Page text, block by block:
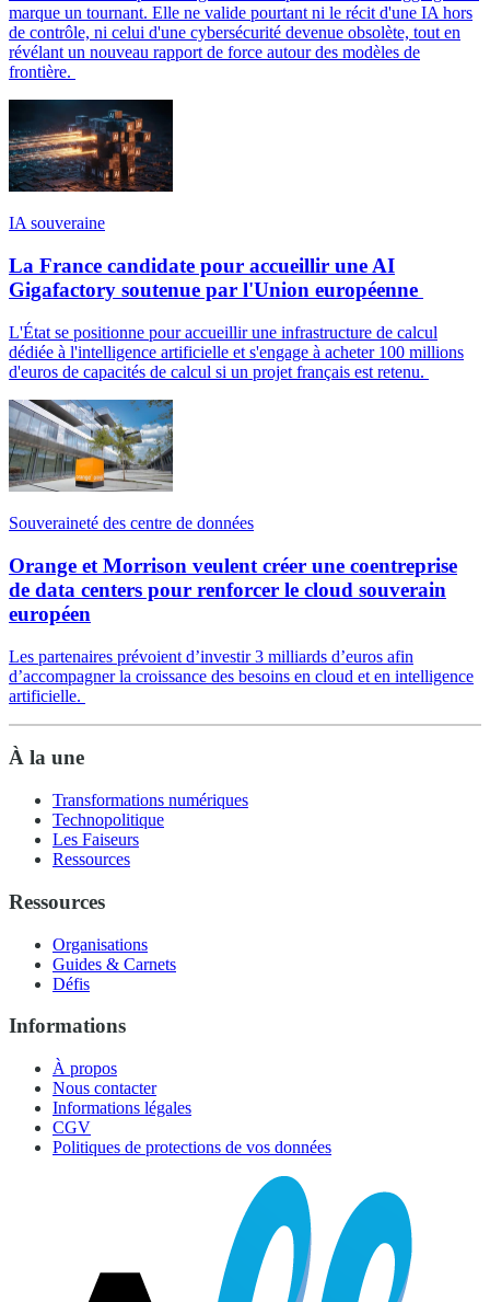
marque un tournant. Elle ne valide pourtant ni le récit d'une IA hors
de contrôle, ni celui d'une cybersécurité devenue obsolète, tout en
révélant un nouveau rapport de force autour des modèles de
frontière.
IA souveraine
La France candidate pour accueillir une AI
Gigafactory soutenue par l'Union européenne
L'État se positionne pour accueillir une infrastructure de calcul
dédiée à l'intelligence artificielle et s'engage à acheter 100 millions
d'euros de capacités de calcul si un projet français est retenu.
Souveraineté des centre de données
Orange et Morrison veulent créer une coentreprise
de data centers pour renforcer le cloud souverain
européen
Les partenaires prévoient d’investir 3 milliards d’euros afin
d’accompagner la croissance des besoins en cloud et en intelligence
artificielle.
À la une
Transformations numériques
Technopolitique
Les Faiseurs
Ressources
Ressources
Organisations
Guides & Carnets
Défis
Informations
À propos
Nous contacter
Informations légales
CGV
Politiques de protections de vos données